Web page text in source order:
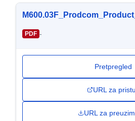
PDF -
Pretpregled
URL za
URL za